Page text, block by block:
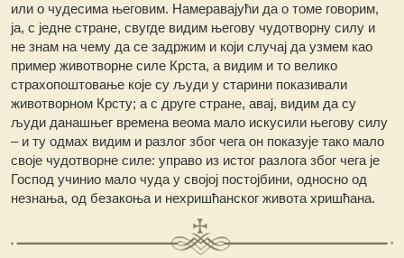
или о чудесима његовим. Намеравајући да о томе говорим,
ја, с једне стране, свугде видим његову чудотворну силу и
не знам на чему да се задржим и који случај да узмем као
пример животворне силе Крста, а видим и то велико
страхопоштовање које су људи у старини показивали
животворном Крсту; а с друге стране, авај, видим да су
људи данашњег времена веома мало искусили његову силу
– и ту одмах видим и разлог због чега он показује тако мало
своје чудотворне силе: управо из истог разлога због чега је
Господ учинио мало чуда у својој постојбини, односно од
незнања, од безакоња и нехришћанског живота хришћана.